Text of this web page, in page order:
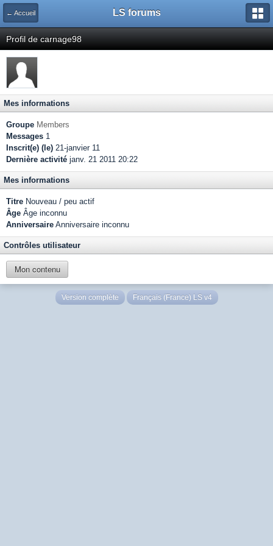
← Accueil LS forums
Profil de carnage98
Mes informations
Groupe Members
Messages 1
Inscrit(e) (le) 21-janvier 11
Dernière activité janv. 21 2011 20:22
Mes informations
Titre Nouveau / peu actif
Âge Âge inconnu
Anniversaire Anniversaire inconnu
Contrôles utilisateur
Mon contenu
Version complète Français (France) LS v4